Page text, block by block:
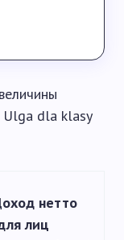
Ulga dla klasy
нетто
лиц